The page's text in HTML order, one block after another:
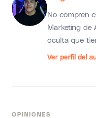
No compren
Marketing de
oculta que
Ver perfil del
OPINIONES